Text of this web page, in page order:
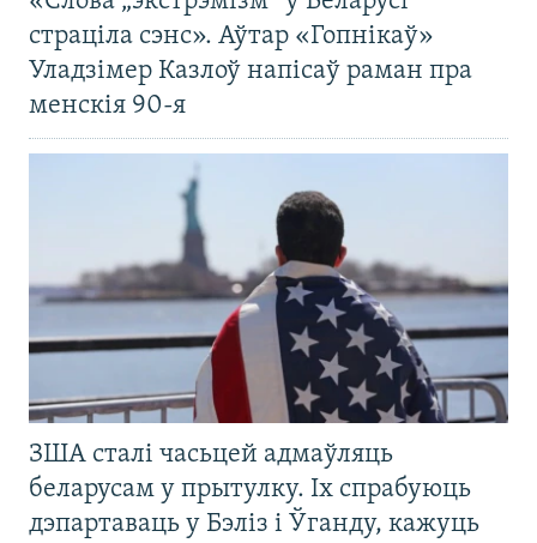
страціла сэнс». Аўтар «Гопнікаў»
Уладзімер Казлоў напісаў раман пра
менскія 90-я
ЗША сталі часьцей адмаўляць
беларусам у прытулку. Іх спрабуюць
дэпартаваць у Бэліз і Ўганду, кажуць